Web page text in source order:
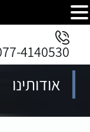
4140530
אודותינו